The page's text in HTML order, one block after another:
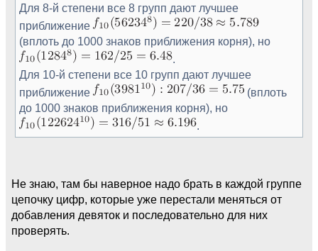
Для 8-й степени все 8 групп дают лучшее
приближение
(вплоть до 1000 знаков приближения корня), но
.
Для 10-й степени все 10 групп дают лучшее
приближение
(вплоть
до 1000 знаков приближения корня), но
.
Не знаю, там бы наверное надо брать в каждой группе
цепочку цифр, которые уже перестали меняться от
добавления девяток и последовательно для них
проверять.